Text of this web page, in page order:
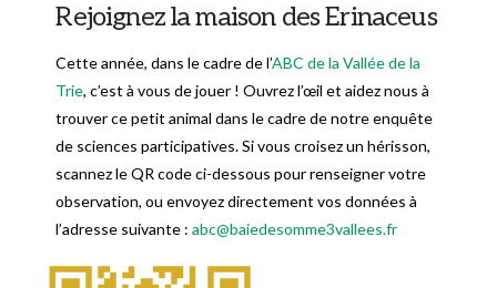
Rejoignez la maison des Erinaceus
Cette année, dans le cadre de l’ABC de la Vallée de la
Trie, c’est à vous de jouer ! Ouvrez l’œil et aidez nous à
trouver ce petit animal dans le cadre de notre enquête
de sciences participatives. Si vous croisez un hérisson,
scannez le QR code ci-dessous pour renseigner votre
observation, ou envoyez directement vos données à
l’adresse suivante :abc@baiedesomme3vallees.fr